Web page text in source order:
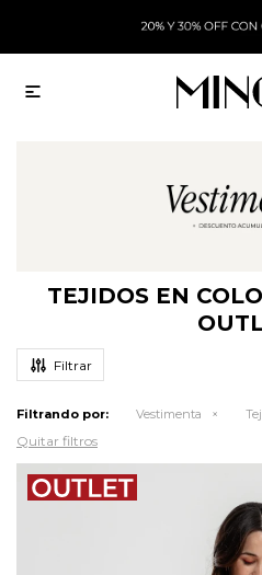

TEJIDOS EN
Filtrando por: Vestimenta
Quitar filtros